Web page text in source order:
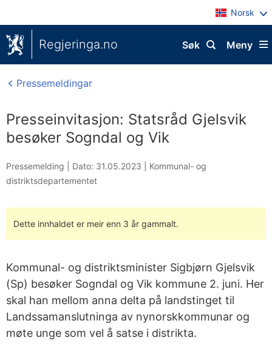
Norsk
Regjeringa.no Meny
Søk
Pressemeldingar
Presseinvitasjon: Statsråd Gjelsvik
besøker Sogndal og Vik
Pressemelding | Dato: 31.05.2023
Kommunal- og
distriktsdepartementet
Dette innhaldet er meir enn 3 år gammalt.
Kommunal- og distriktsminister Sigbjørn Gjelsvik
(Sp) besøker Sogndal og Vik kommune 2. juni. Her
skal han mellom anna delta på landstinget til
Landssamanslutninga av nynorskkommunar og
møte unge som vel å satse i distrikta.